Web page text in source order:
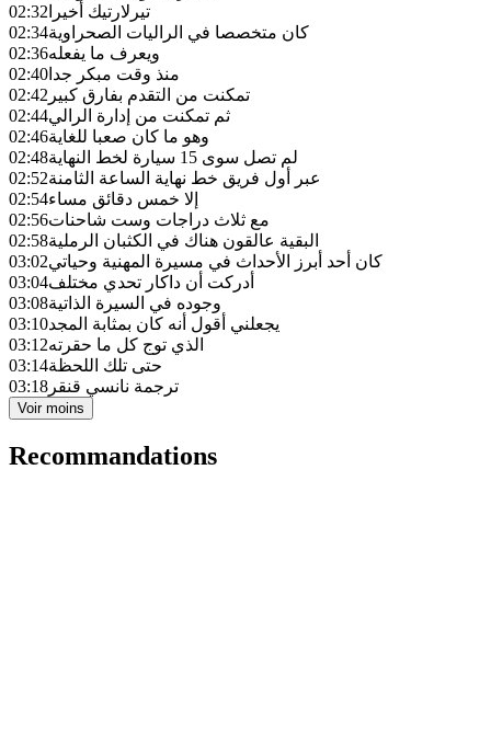
02:32 تيرلارتيك أخيرا
02:34كان متخصصا في الراليات الصحراوية
02:36ويعرف ما يفعله
02:40 منذ وقت مبكر جدا
02:42 تمكنت من التقدم بفارق كبير
02:44ثم تمكنت من إدارة الرالي
02:46وهو ما كان صعبا للغاية
02:48
لم تصل سوى 15 سيارة لخط النهاية
02:52عبر أول فريق خط نهاية الساعة الثامنة
02:54إلا خمس دقائق مساء
02:56مع ثلاث دراجات وست شاحنات
02:58البقية عالقون هناك في الكثبان الرملية
03:02كان أحد أبرز الأحداث في مسيرة المهنية وحياتي
03:04أدركت أن داكار تحدي مختلف
03:08وجوده في السيرة الذاتية
03:10يجعلني أقول أنه كان بمثابة المجد
03:12الذي توج كل ما حقرته
03:14حتى تلك اللحظة
03:18 ترجمة نانسي قنقر
Voir moins
Recommandations